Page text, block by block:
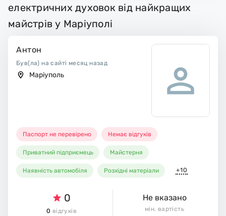
електричних духовок від найкращих
майстрів у Маріуполі
Антон
Був(ла) на сайті месяц назад
Маріуполь
Паспорт не перевірено Немає відгуків
Приватний підприємець Майстерня
Наявність автомобіля Розхідні матеріали +10
0
0 відгуків
Не вказано
мін. вартість